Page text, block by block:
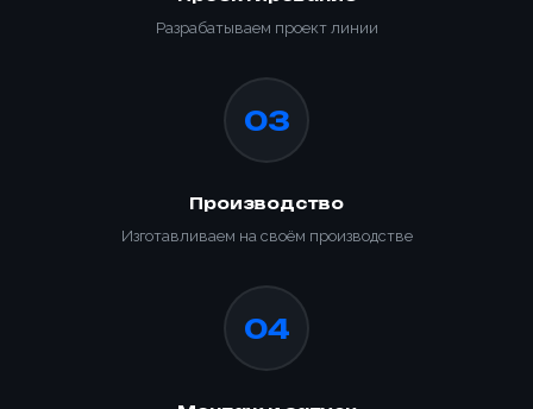
Разрабатываем проект линии
03
Производство
Изготавливаем на своём производстве
04